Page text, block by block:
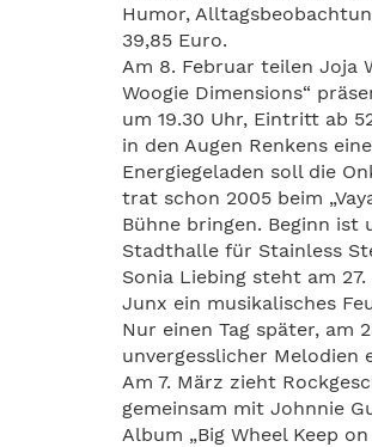
Humor,
39,85 Euro.
Am 8. Februar teilen Joja
Woogie Dimensions“
um 19.30 Uhr, Eintritt ab
in den Augen Renkens
Energiegeladen soll die
trat schon 2005 beim
Bühne bringen. Beginn ist
Stadthalle für Stainless
Sonia Liebing steht am
Junx ein musikalisches
Nur einen Tag später, am
unvergesslicher Melodien
Am 7. März zieht
gemeinsam mit Johnnie
Album „Big Wheel Keep